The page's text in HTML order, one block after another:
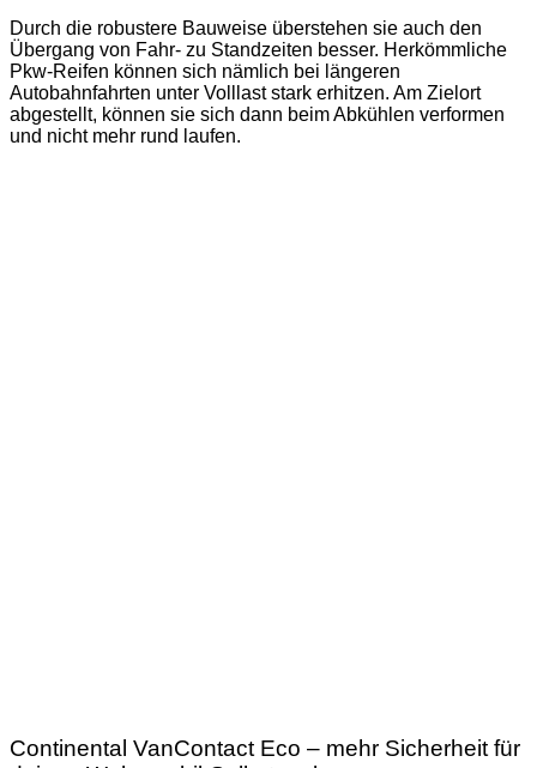
Durch die robustere Bauweise überstehen sie auch den
Übergang von Fahr- zu Standzeiten besser. Herkömmliche
Pkw-Reifen können sich nämlich bei längeren
Autobahnfahrten unter Volllast stark erhitzen. Am Zielort
abgestellt, können sie sich dann beim Abkühlen verformen
und nicht mehr rund laufen.
Continental VanContact Eco – mehr Sicherheit für